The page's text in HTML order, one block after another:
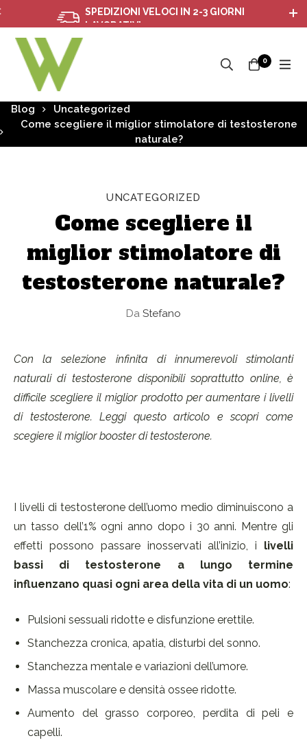
SPEDIZIONI VELOCI IN 2-3 GIORNI
LAVORATIVI
0
Blog
Uncategorized
Come scegliere il miglior stimolatore di testosterone
naturale?
UNCATEGORIZED
Come scegliere il
miglior stimolatore di
testosterone naturale?
Da Stefano
Con la selezione infinita di innumerevoli stimolanti
naturali di testosterone disponibili soprattutto online, è
difficile scegliere il miglior prodotto per aumentare i livelli
di testosterone. Leggi questo articolo e scopri come
scegiere il miglior booster di testosterone.
I livelli di testosterone dell’uomo medio diminuiscono a
un tasso dell’1% ogni anno dopo i 30 anni. Mentre gli
effetti possono passare inosservati all’inizio, i livelli
bassi di testosterone a lungo termine
influenzano quasi ogni area della vita di un uomo:
Pulsioni sessuali ridotte e disfunzione erettile.
Stanchezza cronica, apatia, disturbi del sonno.
Stanchezza mentale e variazioni dell’umore.
Massa muscolare e densità ossee ridotte.
Aumento del grasso corporeo, perdita di peli e
capelli.